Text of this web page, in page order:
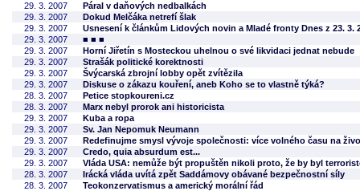
29. 3. 2007
Páral v daňových nedbalkách
29. 3. 2007
Dokud Melčáka netrefí šlak
29. 3. 2007
Usnesení k článkům Lidových novin a Mladé fronty Dnes z 23. 3.
29. 3. 2007
■ ■ ■
29. 3. 2007
Horní Jiřetín s Mosteckou uhelnou o své likvidaci jednat nebude
29. 3. 2007
Strašák politické korektnosti
29. 3. 2007
Švýcarská zbrojní lobby opět zvítězila
29. 3. 2007
Diskuse o zákazu kouření, aneb Koho se to vlastně týká?
28. 3. 2007
Petice stopkoureni.cz
28. 3. 2007
Marx nebyl prorok ani historicista
29. 3. 2007
Kuba a ropa
29. 3. 2007
Sv. Jan Nepomuk Neumann
29. 3. 2007
Redefinujme smysl vývoje společnosti: více volného času na
29. 3. 2007
Credo, quia absurdum est...
29. 3. 2007
Vláda USA: nemůže být propuštěn nikoli proto, že by byl
28. 3. 2007
Irácká vláda uvítá zpět Saddámovy obávané bezpečnostní síly
28. 3. 2007
Teokonzervatismus a americký morální řád